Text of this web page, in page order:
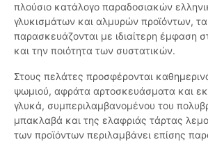
πλούσιο κατάλογο παραδοσιακών
γλυκισμάτων και αλμυρών προϊόντων, τα
παρασκευάζονται με ιδιαίτερη έμφαση
και την ποιότητα των συστατικών.
Στους πελάτες προσφέρονται
ψωμιού, αφράτα αρτοσκευάσματα και
γλυκά, συμπεριλαμβανομένου του
μπακλαβά και της ελαφριάς τάρτας
των προϊόντων περιλαμβάνει επίσης